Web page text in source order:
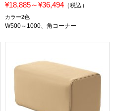
¥18,885～¥36,494 （税込）
カラー2色
W500～1000、角コーナー